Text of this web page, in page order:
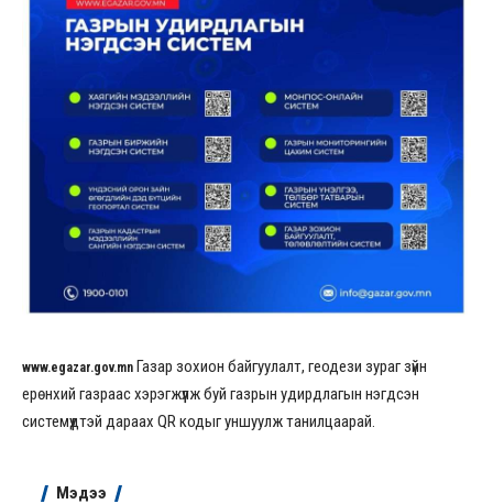
www.egazar.gov.mn Газар зохион байгуулалт, геодези зураг зүйн
ерөнхий газраас хэрэгжүүлж буй газрын удирдлагын нэгдсэн
системүүдтэй дараах QR кодыг уншуулж танилцаарай.
Мэдээ